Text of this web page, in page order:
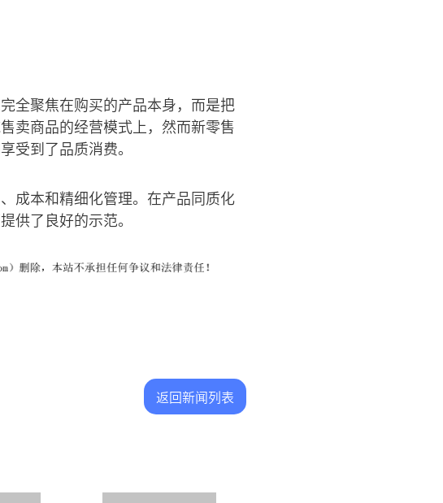
全聚焦在购买的产品本身，而是把
卖商品的经营模式上，然而新零售
受到了品质消费。
成本和精细化管理。在产品同质化
供了良好的示范。
返回新闻列表